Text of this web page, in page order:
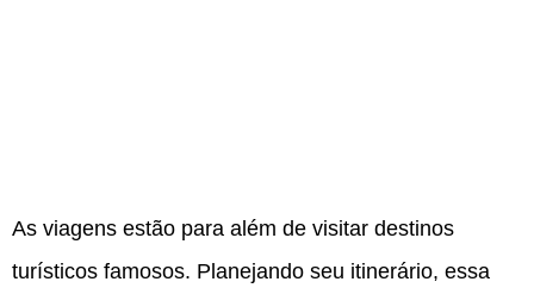
As viagens estão para além de visitar destinos
turísticos famosos. Planejando seu itinerário, essa